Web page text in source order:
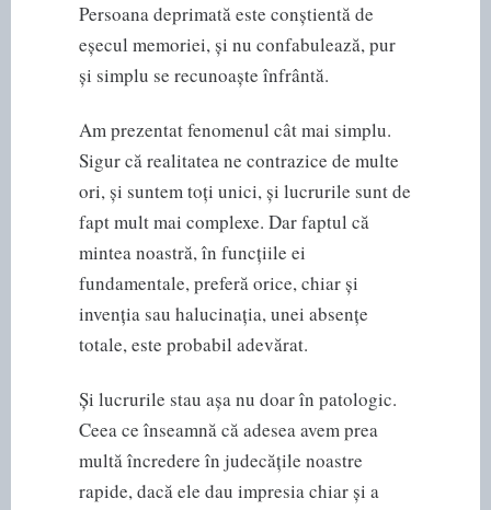
Persoana deprimată este conștientă de
eșecul memoriei, și nu confabulează, pur
și simplu se recunoaște înfrântă.
Am prezentat fenomenul cât mai simplu.
Sigur că realitatea ne contrazice de multe
ori, și suntem toți unici, și lucrurile sunt de
fapt mult mai complexe. Dar faptul că
mintea noastră, în funcțiile ei
fundamentale, preferă orice, chiar și
invenția sau halucinația, unei absențe
totale, este probabil adevărat.
Și lucrurile stau așa nu doar în patologic.
Ceea ce înseamnă că adesea avem prea
multă încredere în judecățile noastre
rapide, dacă ele dau impresia chiar și a